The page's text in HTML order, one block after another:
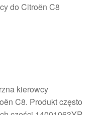
do Citroën C8
kierowcy
C8. Produkt często